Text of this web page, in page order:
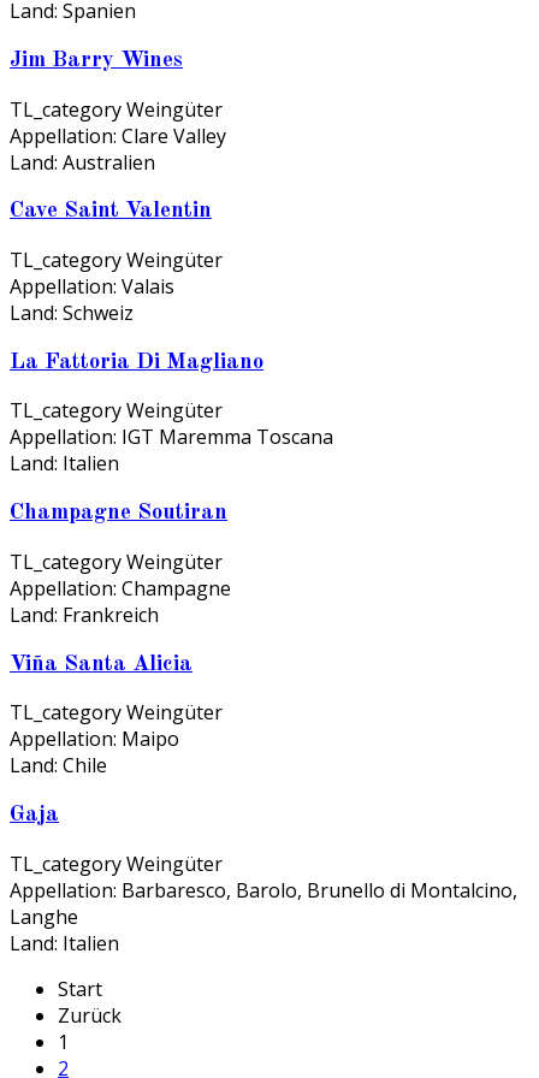
Land: Spanien
Jim Barry Wines
TL_categoryWeingüter
Appellation: Clare Valley
Land: Australien
Cave Saint Valentin
TL_categoryWeingüter
Appellation: Valais
Land: Schweiz
La Fattoria Di Magliano
TL_categoryWeingüter
Appellation: IGT Maremma Toscana
Land: Italien
Champagne Soutiran
TL_categoryWeingüter
Appellation: Champagne
Land: Frankreich
Viña Santa Alicia
TL_categoryWeingüter
Appellation: Maipo
Land: Chile
Gaja
TL_categoryWeingüter
Appellation: Barbaresco, Barolo, Brunello di Montalcino,
Langhe
Land: Italien
Start
Zurück
1
2